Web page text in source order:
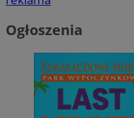
Ogłoszenia